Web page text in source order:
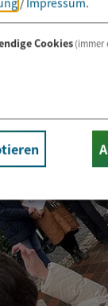
Cookies(immer